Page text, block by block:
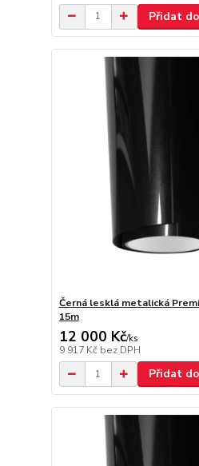
Přidat
Černá lesklá metalická
15m
12 000 Kč/ks
9 917 Kč bez DPH
Přidat